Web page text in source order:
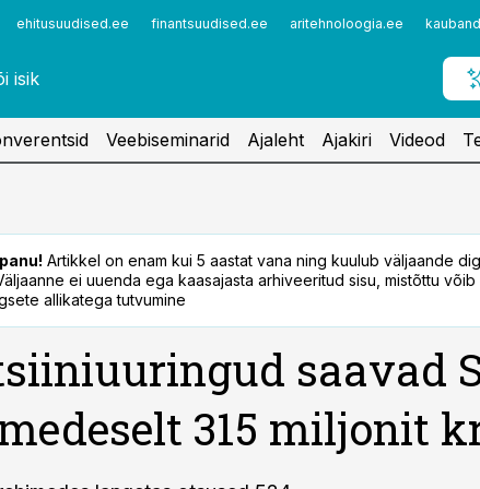
ehitusuudised.ee finantsuudised.ee aritehnoloogia.ee
Veebiseminarid Ajaleht Ajakiri Videod
Artikkel on enam kui 5 aastat vana ning kuulub väljaande
ei uuenda ega kaasajasta arhiveeritud sisu, mistõttu võib
allikatega tutvumine
saavad
315 miljonit